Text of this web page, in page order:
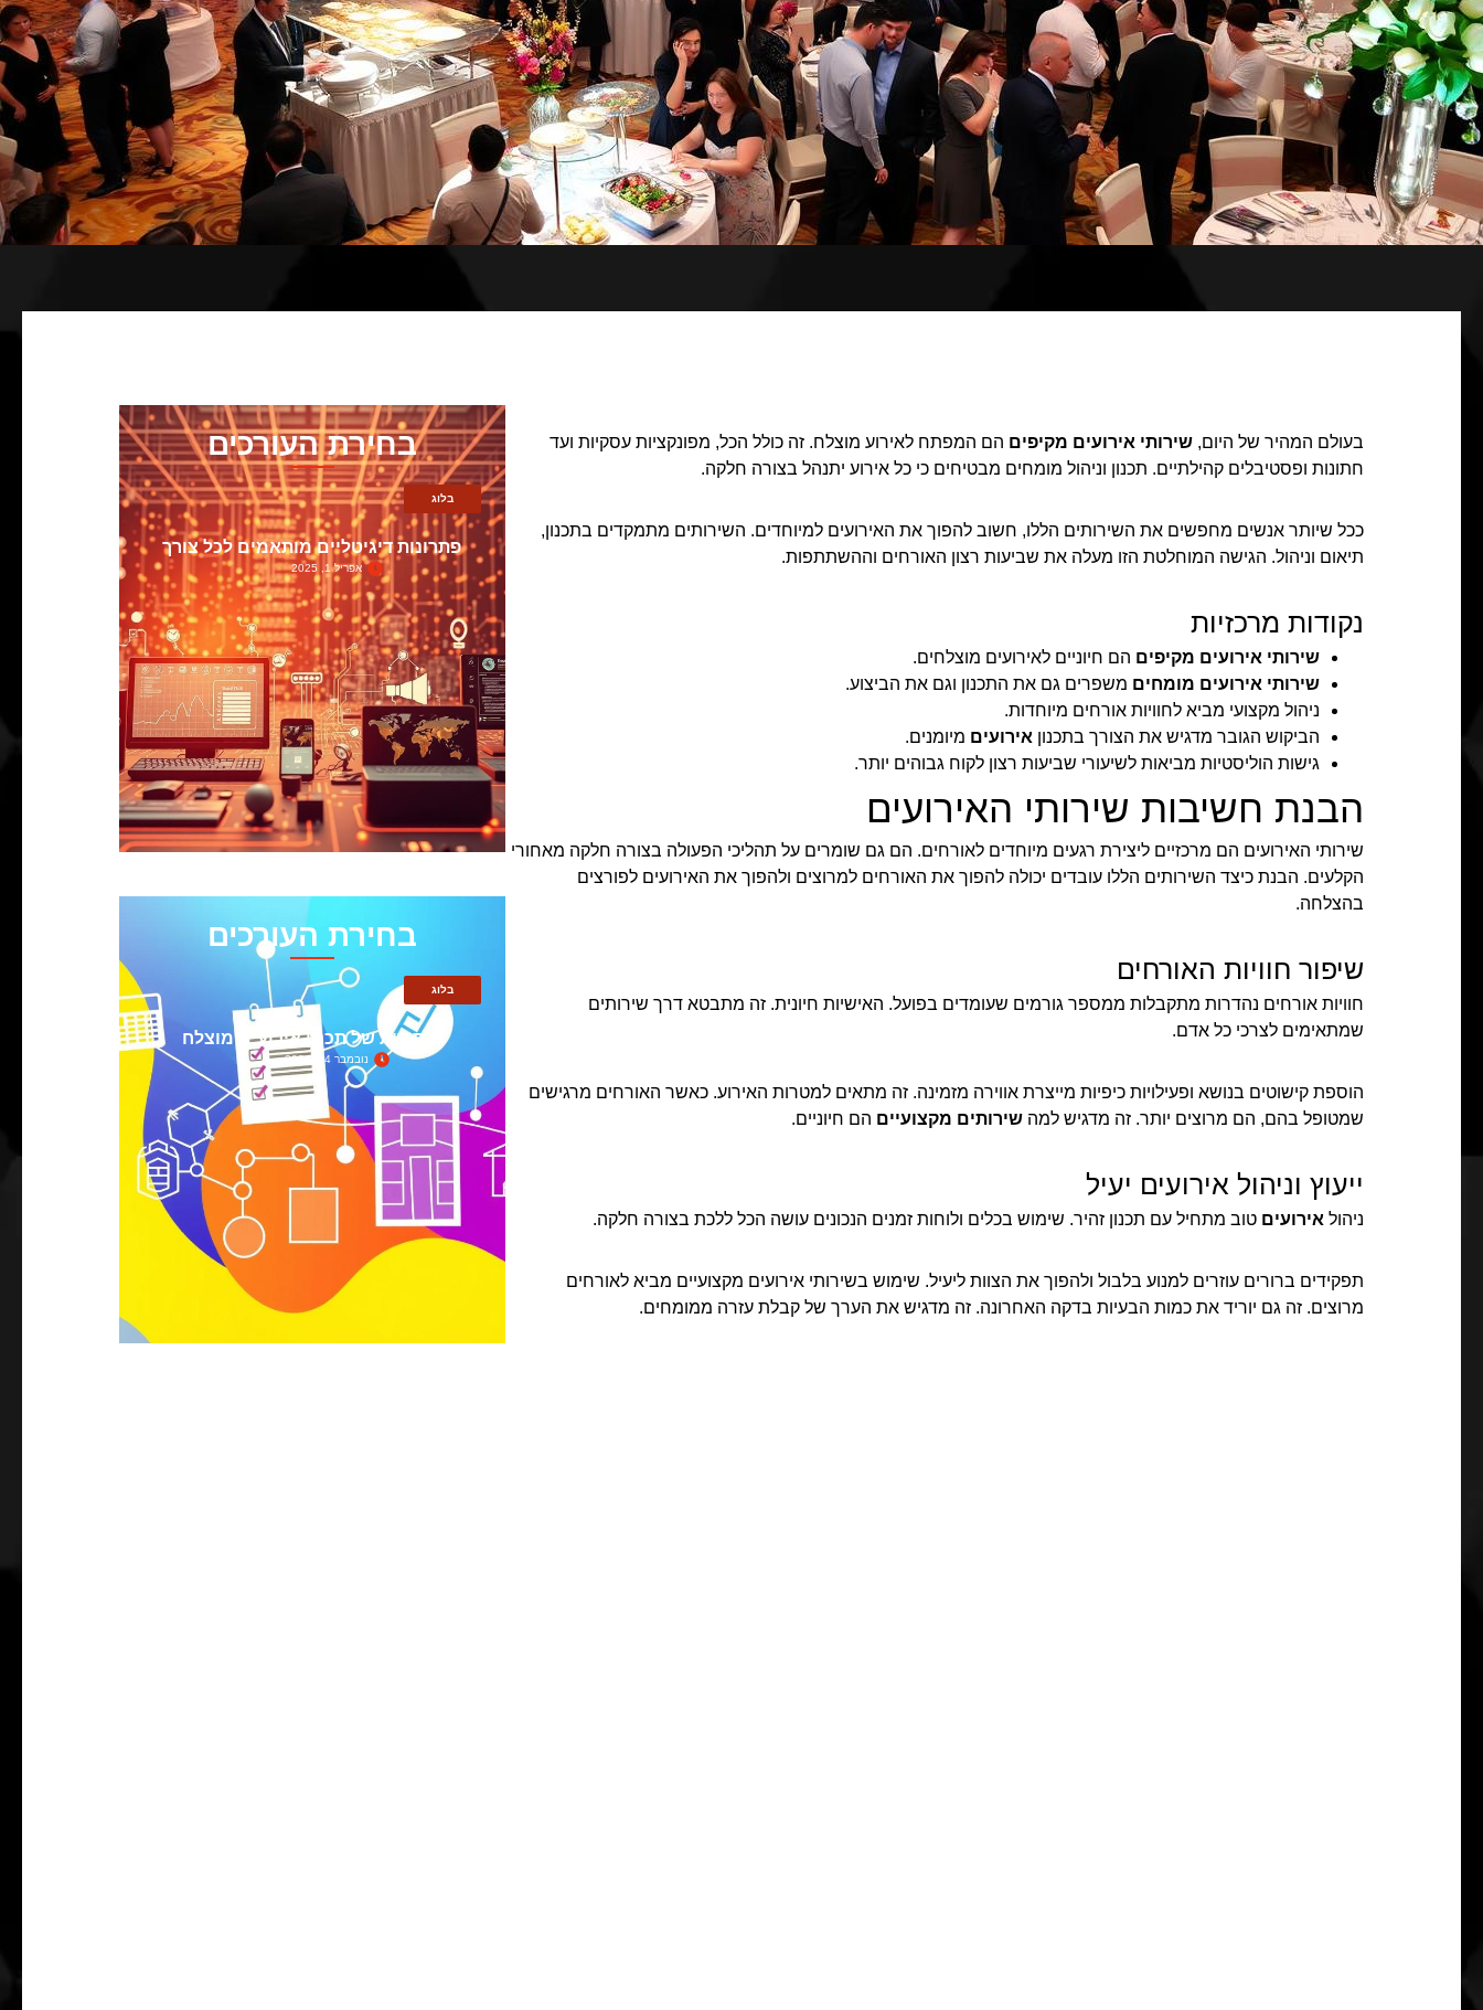
בעולם המהיר של היום, שירותי אירועים מקיפים הם המפתח לאירוע מוצלח. זה כולל הכל, מפונקציות עסקיות ועד
חתונות ופסטיבלים קהילתיים. תכנון וניהול מומחים מבטיחים כי כל אירוע יתנהל בצורה חלקה.
ככל שיותר אנשים מחפשים את השירותים הללו, חשוב להפוך את האירועים למיוחדים. השירותים מתמקדים בתכנון,
תיאום וניהול. הגישה המוחלטת הזו מעלה את שביעות רצון האורחים וההשתתפות.
נקודות מרכזיות
שירותי אירועים מקיפים הם חיוניים לאירועים מוצלחים.
שירותי אירועים מומחים משפרים גם את התכנון וגם את הביצוע.
ניהול מקצועי מביא לחוויות אורחים מיוחדות.
הביקוש הגובר מדגיש את הצורך בתכנון אירועים מיומנים.
גישות הוליסטיות מביאות לשיעורי שביעות רצון לקוח גבוהים יותר.
הבנת חשיבות שירותי האירועים
שירותי האירועים הם מרכזיים ליצירת רגעים מיוחדים לאורחים. הם גם שומרים על תהליכי הפעולה בצורה חלקה מאחורי
הקלעים. הבנת כיצד השירותים הללו עובדים יכולה להפוך את האורחים למרוצים ולהפוך את האירועים לפורצים
בהצלחה.
שיפור חוויות האורחים
חוויות אורחים נהדרות מתקבלות ממספר גורמים שעומדים בפועל. האישיות חיונית. זה מתבטא דרך שירותים
שמתאימים לצרכי כל אדם.
הוספת קישוטים בנושא ופעילויות כיפיות מייצרת אווירה מזמינה. זה מתאים למטרות האירוע. כאשר האורחים מרגישים
שמטופל בהם, הם מרוצים יותר. זה מדגיש למה שירותים מקצועיים הם חיוניים.
ייעוץ וניהול אירועים יעיל
ניהול אירועים טוב מתחיל עם תכנון זהיר. שימוש בכלים ולוחות זמנים הנכונים עושה הכל ללכת בצורה חלקה.
תפקידים ברורים עוזרים למנוע בלבול ולהפוך את הצוות ליעיל. שימוש בשירותי אירועים מקצועיים מביא לאורחים
מרוצים. זה גם יוריד את כמות הבעיות בדקה האחרונה. זה מדגיש את הערך של קבלת עזרה ממומחים.
בחירת העורכים
בלוג
פתרונות דיגיטליים מותאמים לכל צורך
אפריל 1, 2025
בחירת העורכים
בלוג
היסודות של תכנון אירועים מוצלח
נובמבר 14, 2024